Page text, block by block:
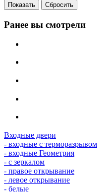
Сбросить
Ранее вы смотрели
Входные двери
- входные с терморазрывом
- входные Геометрия
- с зеркалом
- правое открывание
- левое открывание
- белые